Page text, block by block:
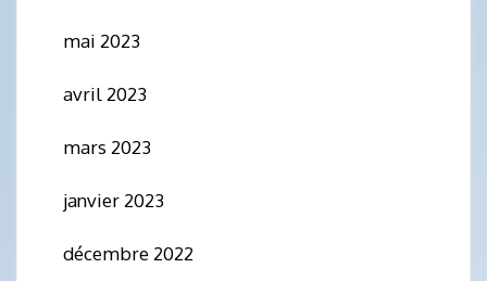
mai 2023
avril 2023
mars 2023
janvier 2023
décembre 2022